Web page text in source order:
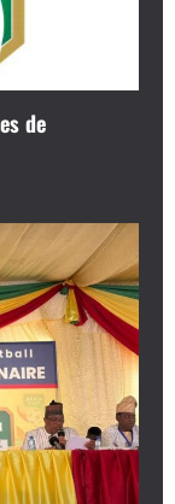
de